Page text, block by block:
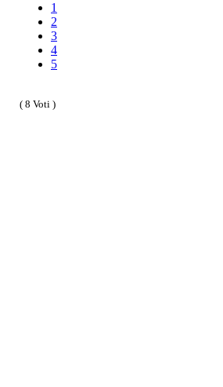
1
2
3
4
5
( 8 Voti )